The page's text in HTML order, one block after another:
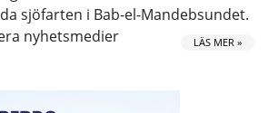
sjöfarten i Bab-el-Mandebsundet.
nyhetsmedier
LÄS MER »